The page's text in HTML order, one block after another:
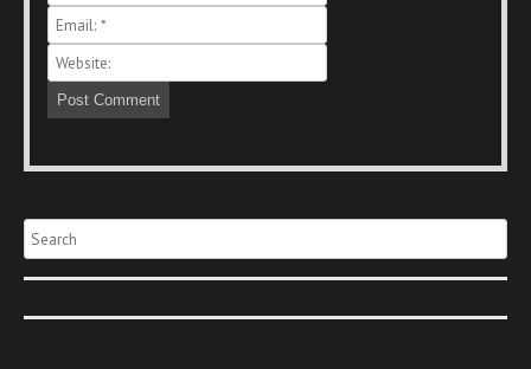
Search